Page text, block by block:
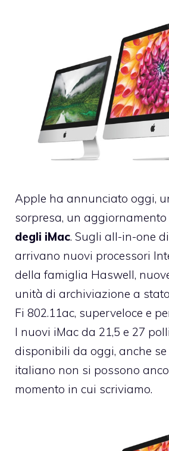
Apple ha annunciato oggi,
sorpresa, un aggiornamento
degli iMac. Sugli all-in-one
arrivano nuovi processori
della famiglia Haswell,
unità di archiviazione a
Fi 802.11ac, superveloce e
I nuovi iMac da 21,5 e 27
disponibili da oggi, anche se
italiano non si possono
momento in cui scriviamo.